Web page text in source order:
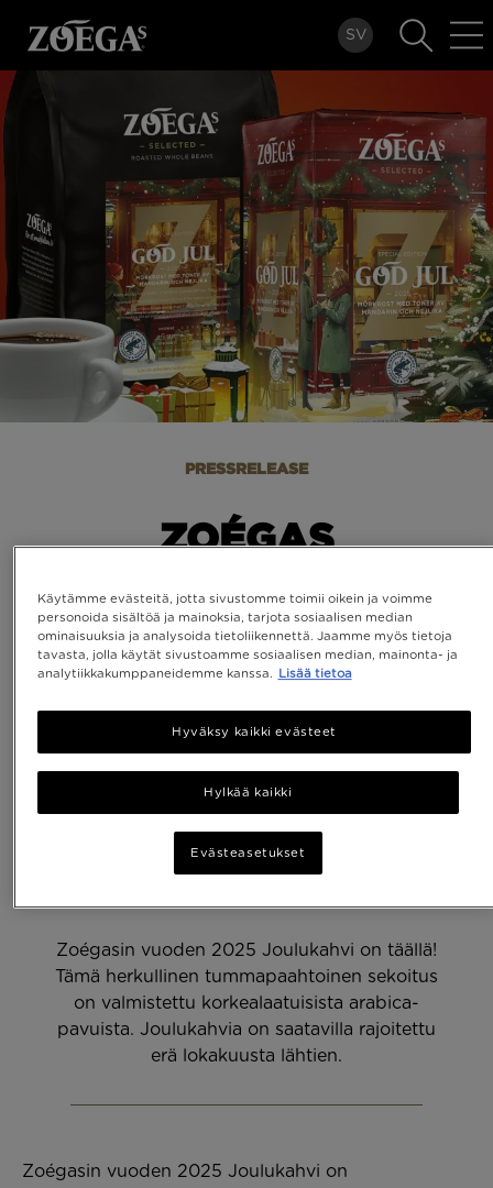
pääsisältöön
SV
PRESSRELEASE
ZOÉGAS
JOULUKAHVI 2025 –
TUMMA PAAHTO
MANDARIININ JA
NEILIKAN
VIVAHTEILLA, SEKÄ
ETIOPIASSA
Zoégasin vuoden 2025 Joulukahvi on täällä!
Tämä herkullinen tummapaahtoinen sekoitus
on valmistettu korkealaatuisista arabica-
pavuista. Joulukahvia on saatavilla rajoitettu
erä lokakuusta lähtien.
Zoégasin vuoden 2025 Joulukahvi on
Käytämme evästeitä, jotta sivustomme toimii oikein ja voimme
personoida sisältöä ja mainoksia, tarjota sosiaalisen median
ominaisuuksia ja analysoida tietoliikennettä. Jaamme myös tietoja
tavasta, jolla käytät sivustoamme sosiaalisen median, mainonta- ja
analytiikkakumppaneidemme kanssa.
Lisää tietoa
Hylkää kaikki
Hyväksy kaikki evästeet
Evästeasetukset